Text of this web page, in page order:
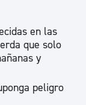
en las
que solo
y
peligro